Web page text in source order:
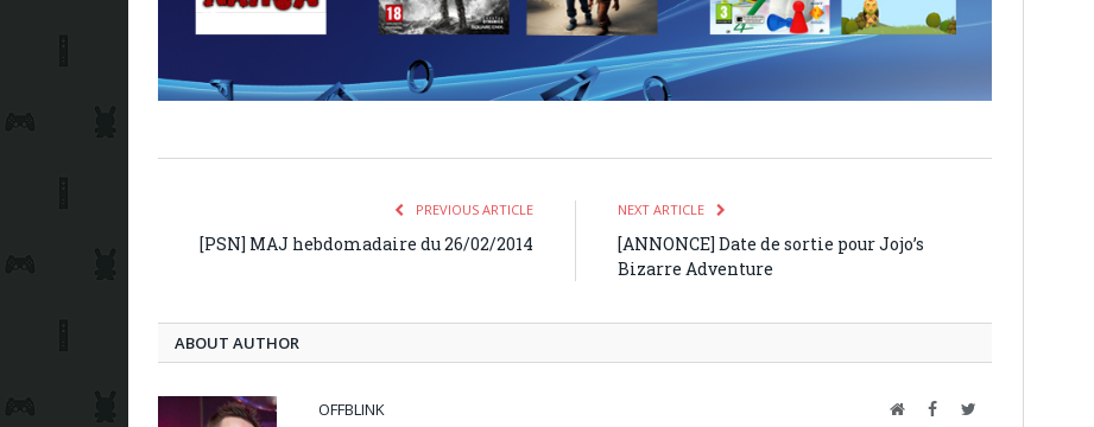
PREVIOUS ARTICLE
[PSN] MAJ hebdomadaire du 26/02/2014
NEXT ARTICLE
[ANNONCE] Date de sortie pour Jojo’s
Bizarre Adventure
ABOUT AUTHOR
OFFBLINK WebsiteFacebookTwitter